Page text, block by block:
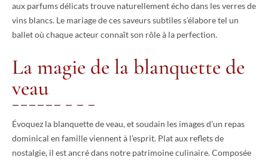
aux parfums délicats trouve naturellement écho dans les verres de
vins blancs. Le mariage de ces saveurs subtiles s’élabore tel un
ballet où chaque acteur connaît son rôle à la perfection.
La magie de la blanquette de
veau
Évoquez la blanquette de veau, et soudain les images d’un repas
dominical en famille viennent à l’esprit. Plat aux reflets de
nostalgie, il est ancré dans notre patrimoine culinaire. Composée